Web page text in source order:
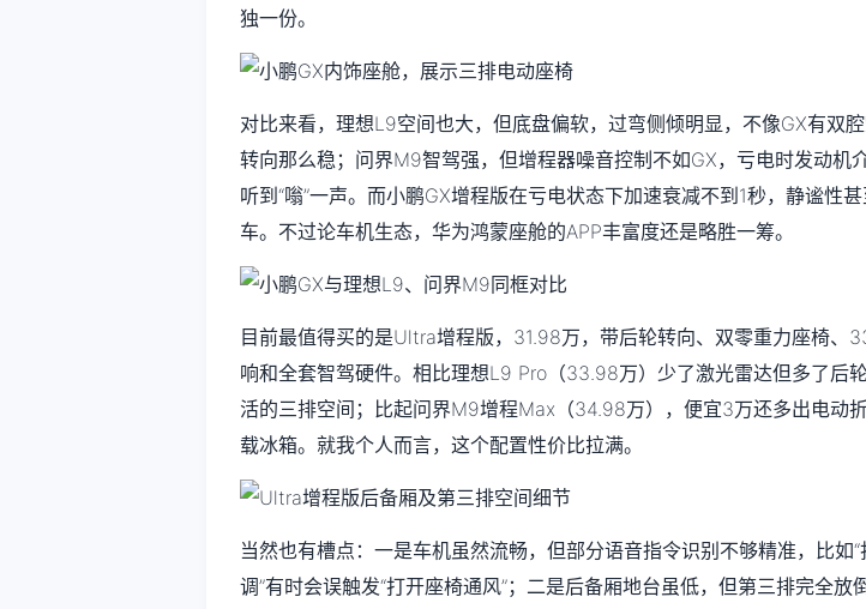
独一份。
对比来看，理想L9空间也大，但底盘偏软，过弯侧倾明显，不像GX有双
转向那么稳；问界M9智驾强，但增程器噪音控制不如GX，亏电时发动机
听到“嗡”一声。而小鹏GX增程版在亏电状态下加速衰减不到1秒，静谧性
车。不过论车机生态，华为鸿蒙座舱的APP丰富度还是略胜一筹。
目前最值得买的是Ultra增程版，31.98万，带后轮转向、双零重力座椅、
响和全套智驾硬件。相比理想L9 Pro（33.98万）少了激光雷达但多了后
活的三排空间；比起问界M9增程Max（34.98万），便宜3万还多出电动
载冰箱。就我个人而言，这个配置性价比拉满。
当然也有槽点：一是车机虽然流畅，但部分语音指令识别不够精准，比如“
调”有时会误触发“打开座椅通风”；二是后备厢地台虽低，但第三排完全放